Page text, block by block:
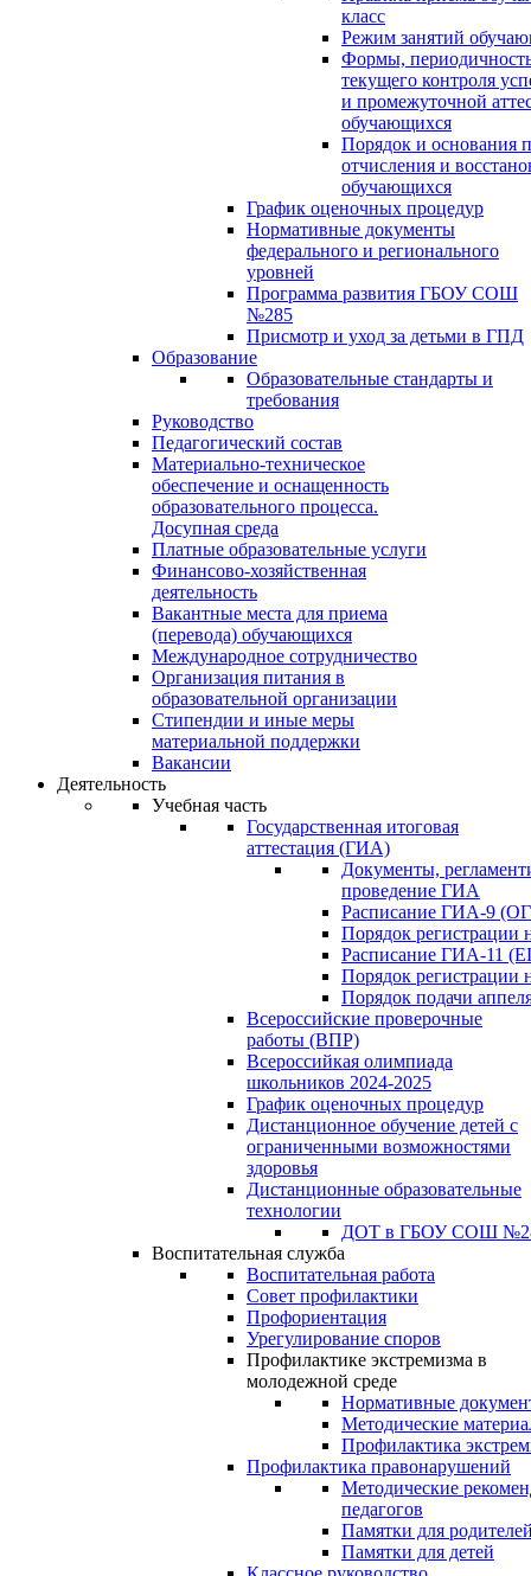
класс
Режим занятий
Формы,
текущего контроля
и промежуточной
обучающихся
Порядок и основания
отчисления и
обучающихся
График оценочных процедур
Нормативные документы
федерального и регионального
уровней
Программа развития ГБОУ СОШ
№285
Присмотр и уход за детьми в ГПД
Образование
Образовательные стандарты и
требования
Руководство
Педагогический состав
Материально-техническое
обеспечение и оснащенность
образовательного процесса.
Досупная среда
Платные образовательные услуги
Финансово-хозяйственная
деятельность
Вакантные места для приема
(перевода) обучающихся
Международное сотрудничество
Организация питания в
образовательной организации
Стипендии и иные меры
материальной поддержки
Вакансии
Деятельность
Учебная часть
Государственная итоговая
аттестация (ГИА)
Документы,
проведение ГИА
Расписание ГИА-9
Порядок регистрации
Расписание ГИА-11
Порядок регистрации
Порядок подачи
Всероссийские проверочные
работы (ВПР)
Всероссийкая олимпиада
школьников 2024-2025
График оценочных процедур
Дистанционное обучение детей с
ограниченными возможностями
здоровья
Дистанционные образовательные
технологии
ДОТ в ГБОУ СОШ
Воспитательная служба
Воспитательная работа
Совет профилактики
Профориентация
Урегулирование споров
Профилактике экстремизма в
молодежной среде
Нормативные
Методические
Профилактика
Профилактика правонарушений
Методические
педагогов
Памятки для
Памятки для детей